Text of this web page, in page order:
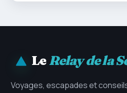
LeRelay de la
Voyages, escapades et